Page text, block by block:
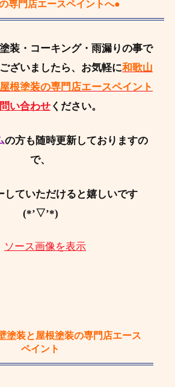
専門店エースペイントへ●
装・コーキング・雨漏りの事で
ざいましたら、お気軽に和歌山
根塗装の専門店エースペイント
い合わせ ください。
の方も随時更新しておりますの
で、
していただけると嬉しいです
(*’▽’*)
塗装と屋根塗装の専門店エース
ペイント